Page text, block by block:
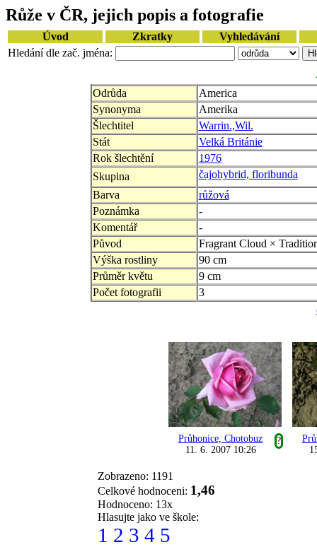
Růže v ČR, jejich popis a fotografie
Úvod Zkratky
Vyhledávání
Hledání dle zač. jména:
Odrůda
America
Synonyma
Amerika
Šlechtitel
Warrin.,Wil.
Stát
Velká Británie
Rok šlechtění
1976
Skupina
čajohybrid, floribunda
Barva
růžová
Poznámka
-
Komentář
-
Původ
Fragrant Cloud ×
Výška rostliny
90 cm
Průměr květu
9 cm
Počet fotografii
3
Průhonice, Chotobuz
?
11. 6. 2007 10:26
Zobrazeno: 1191
Celkové hodnoceni: 1,46
Hodnoceno: 13x
Hlasujte jako ve škole:
1 2 3 4 5